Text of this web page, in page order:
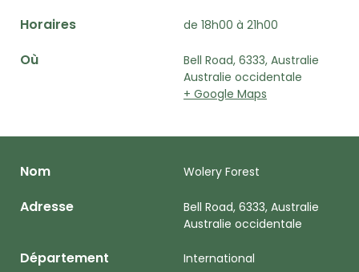
Horaires de 18h00 à 21h00
Où
Bell Road, 6333, Australie
Australie occidentale
+ Google Maps
Nom Wolery Forest
Adresse
Bell Road, 6333, Australie
Australie occidentale
Département International